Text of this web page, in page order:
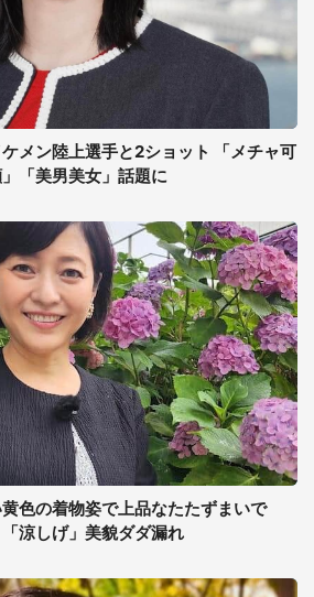
メン陸上選手と2ショット 「メチャ可
「美男美女」話題に
色の着物姿で上品なたたずまいで
「涼しげ」美貌ダダ漏れ